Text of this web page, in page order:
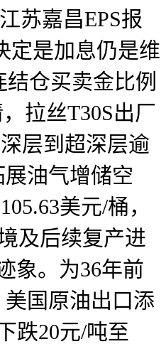
苏嘉昌EPS报
定是加息仍是维
仓买卖金比例
拉丝T30S出厂
层到超深层逾
展油气增储空
美元/桶，
及后续复产进
象。为36年前
国原油出口添
跌20元/吨至